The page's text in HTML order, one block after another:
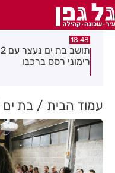
18:48
תושב בת ים נעצר עם 2
רימוני רסס ברכבו
עמוד הבית בת ים